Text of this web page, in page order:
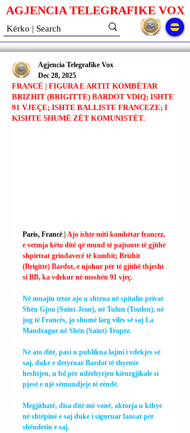
AGJENCIA TELEGRAFIKE VOX
FRANCË | FIGURA E ARTIT KOMBËTAR
BRIZHIT (BRIGITTE) BARDOT VDIQ; ISHTE
91 VJEÇE; ISHTE BALLISTE FRANCEZE; I
KISHTE SHUMË ZËT KOMUNISTËT.
Agjencia Telegrafike Vox
Dec 28, 2025
Paris, Francë | Ajo ishte miti kombëtar francez,
e vetmja këto ditë që mund të pajtonte të gjithë
shpirtrat grindavecë të kombit; Brizhit
(Brigitte) Bardot, e njohur për të gjithë thjesht
si BB, ka vdekur në moshën 91 vjeç.
Në muajin tetor ajo u shtrua në spitalin privat
Shën Gjon (Saint-Jean), në Tulun (Toulon), në
jug të Francës, jo shumë larg vilës së saj La
Mandrague në Shën (Saint) Tropez.
Në ato ditë, pasi u publikua lajmi i vdekjes së
saj, duke e detyruar Bardot të thyente
heshtjen, u fol për ndërhyrjen kirurgjikale si
pjesë e një sëmundjeje të rëndë.
Megjithatë, disa ditë më vonë, aktorja u kthye
në shtëpinë e saj duke i siguruar fansat për
shëndetin e saj.